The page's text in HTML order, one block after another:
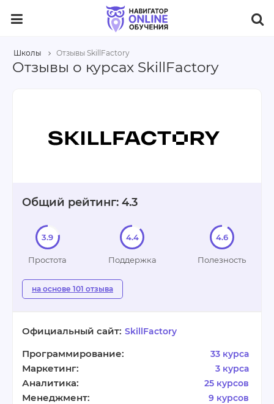
Школы Отзывы SkillFactory
Отзывы о курсах SkillFactory
Общий рейтинг: 4.3
3.9
Простота
4.4
Поддержка
4.6
Полезность
на основе 101 отзыва
Официальный сайт: SkillFactory
Программирование: 33 курса
Маркетинг: 3 курса
Аналитика: 25 курсов
Менеджмент: 9 курсов